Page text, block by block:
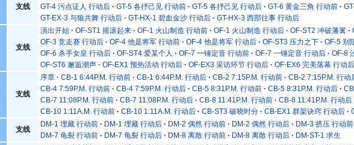
支线
GT-4 污点证人 行动后
GT-5 各抒己见 行动前 GT-5 各抒己见 行动后 GT-6 黄金三角 行动前
GT-EX-3 与狼共舞 行动后
GT-HX-1 碧血金沙 行动后 GT-HX-3 西部往事 行动后
支线
演出开始 OF-ST1 摇滚起来 OF-1 火山制造 行动前 OF-1 火山制造 行动后 OF-ST2 冲破藩篱
OF-3 竞走赛 行动后
OF-4 他是将军 行动前 OF-4 他是将军 行动后 OF-ST3 压力之下 OF-5 别
OF-6 杀手女皇 行动后
OF-ST4 爱某个人 OF-7 一锤定音 行动前 OF-7 一锤定音 行动后 OF-8
OF-ST6 邂逅潮声
OF-EX1 预热活动 行动后 OF-EX3 采访环节 行动后 OF-EX6 完美落幕 行动后
支线
序章 CB-1 6:44P.M. 行动前 CB-1 6:44P.M. 行动后 CB-2 7:15P.M. 行动前 CB-2 7:15P.M. 行动
CB-4 7:59P.M. 行动前
CB-4 7:59P.M. 行动后 CB-5 8:31P.M. 行动前 CB-5 8:31P.M. 行动后
CB-7 11:08P.M. 行动前
CB-7 11:08P.M. 行动后 CB-8 11:41P.M. 行动前 CB-8 11:41P.M. 行动后
CB-10 1:11A.M. 行动前
CB-10 1:11A.M. 行动后 CB-ST3 破晓时分 CB-EX1 群架诀窍 行动后
支线
DM-1 埋藏 行动前 DM-1 埋藏 行动后 DM-2 偶然 行动前 DM-2 偶然 行动后 DM-3 挤压 行动前
DM-7 龟裂 行动前
DM-7 龟裂 行动后 DM-8 离散 行动前 DM-8 离散 行动后 DM-ST-1 求生